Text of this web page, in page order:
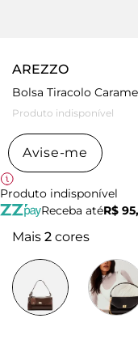
AREZZO
Bolsa Tiracolo
Produto indisponível
Avise-me
Produto indisponível
Receba atéR$
Mais 2 cores